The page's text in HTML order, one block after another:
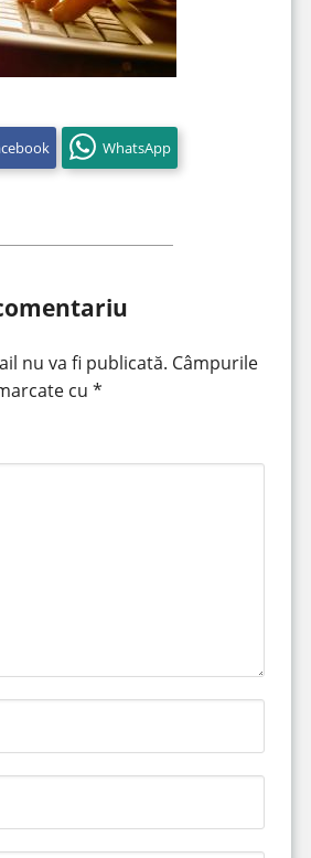
WhatsApp
nu va fi publicată. Câmpurile
cu *